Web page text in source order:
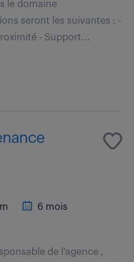
le domaine
seront les suivantes : -
- Support...
6 mois
de l'agence ,